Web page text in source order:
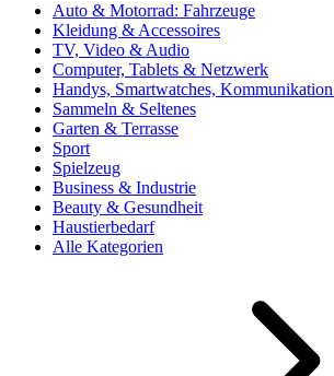
Auto & Motorrad: Fahrzeuge
Kleidung & Accessoires
TV, Video & Audio
Computer, Tablets & Netzwerk
Handys, Smartwatches,
Sammeln & Seltenes
Garten & Terrasse
Sport
Spielzeug
Business & Industrie
Beauty & Gesundheit
Haustierbedarf
Alle Kategorien